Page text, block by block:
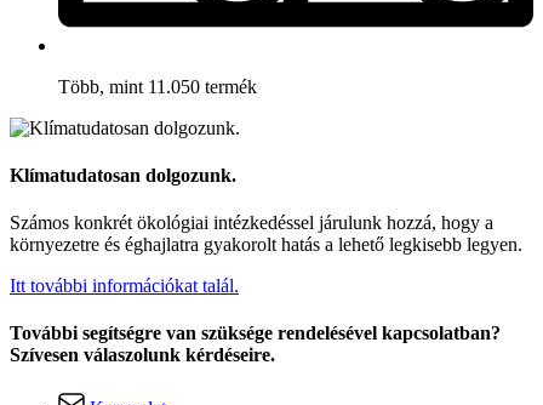
Több, mint 11.050 termék
Klímatudatosan dolgozunk.
Számos konkrét ökológiai intézkedéssel járulunk hozzá, hogy a
környezetre és éghajlatra gyakorolt hatás a lehető legkisebb legyen.
Itt további információkat talál.
További segítségre van szüksége rendelésével kapcsolatban?
Szívesen válaszolunk kérdéseire.